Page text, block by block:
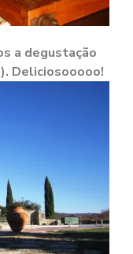
a degustação
Deliciosooooo!